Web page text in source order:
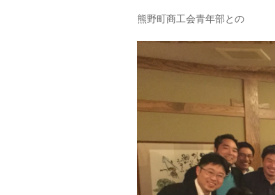
熊野町商工会青年部との